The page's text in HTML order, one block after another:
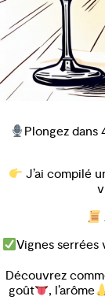
Plongez dans
J’ai compilé
Vignes serrées
Découvrez
goût
, l’arôme